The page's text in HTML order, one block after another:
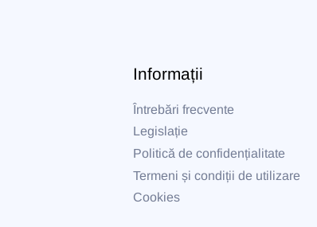
Informații
Întrebări frecvente
Legislație
Politică de confidențialitate
Termeni și condiții de utilizare
Cookies